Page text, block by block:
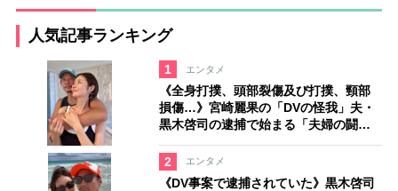
人気記事ランキング
1 エンタメ
《全身打撲、頭部裂傷及び打撲、頸部
損傷…》宮崎麗果の「DVの怪我」夫・
黒木啓司の逮捕で始まる「夫婦の闘
2
エンタメ
《DV事案で逮捕されていた》黒木啓司